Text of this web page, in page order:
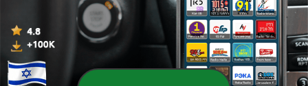
1
- سورة طه